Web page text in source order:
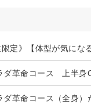
ダ革命コース 上半